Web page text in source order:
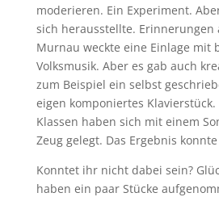
moderieren. Ein Experiment.
sich herausstellte. Erinnerungen
Murnau weckte eine Einlage mit
Volksmusik. Aber es gab auch
zum Beispiel ein selbst
eigen komponiertes
Klassen haben sich mit einem
Zeug gelegt. Das Ergebnis
Konntet ihr nicht dabei sein?
haben ein paar Stücke